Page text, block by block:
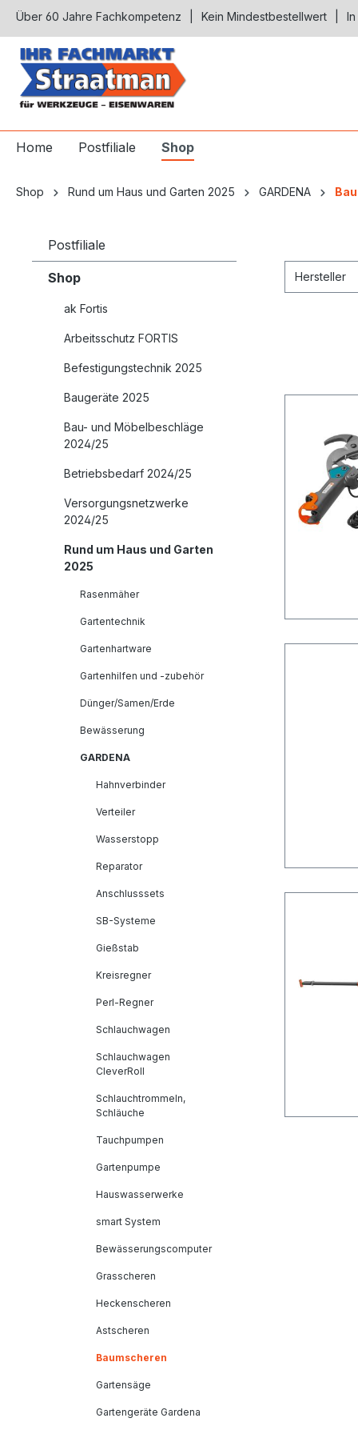
Zur Hauptnavigation springen
Über 60 Jahre Fachkompetenz Kein Mindestbestellwert
Home Postfiliale Shop
Shop Rund um Haus und Garten 2025 GARDENA
Postfiliale
Shop
ak Fortis
Arbeitsschutz FORTIS
Befestigungstechnik 2025
Baugeräte 2025
Bau- und Möbelbeschläge
2024/25
Betriebsbedarf 2024/25
Versorgungsnetzwerke
2024/25
Rund um Haus und Garten
2025
Rasenmäher
Gartentechnik
Gartenhartware
Gartenhilfen und -zubehör
Dünger/Samen/Erde
Bewässerung
GARDENA
Hahnverbinder
Verteiler
Wasserstopp
Reparator
Anschlusssets
SB-Systeme
Gießstab
Kreisregner
Perl-Regner
Schlauchwagen
Schlauchwagen
CleverRoll
Schlauchtrommeln,
Schläuche
Tauchpumpen
Gartenpumpe
Hauswasserwerke
smart System
Bewässerungscomputer
Grasscheren
Heckenscheren
Astscheren
Baumscheren
Gartensäge
Gartengeräte Gardena
Hersteller